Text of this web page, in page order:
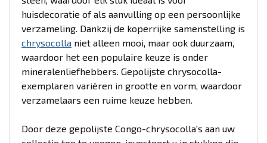
huisdecoratie of als aanvulling op een persoonlijke
verzameling. Dankzij de koperrijke samenstelling is
chrysocolla niet alleen mooi, maar ook duurzaam,
waardoor het een populaire keuze is onder
mineralenliefhebbers. Gepolijste chrysocolla-
exemplaren variëren in grootte en vorm, waardoor
verzamelaars een ruime keuze hebben.
Door deze gepolijste Congo-chrysocolla's aan uw